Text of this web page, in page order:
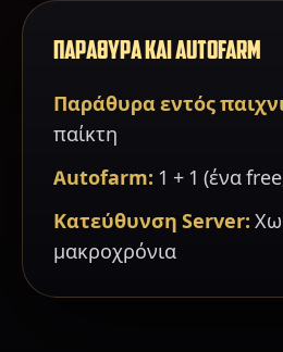
ΠΑΡΑΘΥΡΑ ΚΑΙ AUTOFARM
Παράθυρα εντός
παίκτη
Autofarm: 1 + 1 (ένα
Κατεύθυνση Server:
μακροχρόνια